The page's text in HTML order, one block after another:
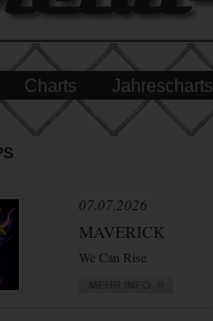
Charts Jahrescharts
07.07.2026
MAVERICK
We Can Rise